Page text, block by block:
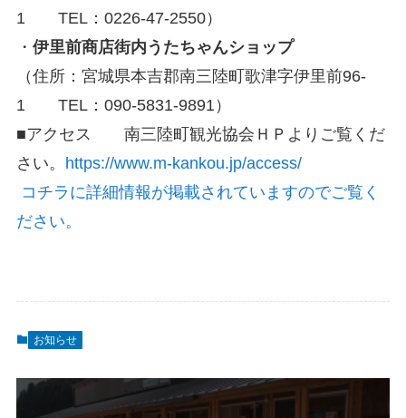
1 TEL：0226-47-2550）
・ 伊里前商店街内うたちゃんショップ
（住所：宮城県本吉郡南三陸町歌津字伊里前96-
1 TEL：090-5831-9891）
■アクセス 南三陸町観光協会ＨＰよりご覧くだ
さい。
https://www.m-kankou.jp/access/
コチラに詳細情報が掲載されていますのでご覧く
ださい。
お知らせ